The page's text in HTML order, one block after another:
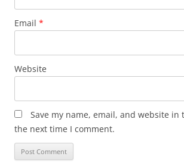
Email *
Website
Save my name, email, and website
the next time I comment.